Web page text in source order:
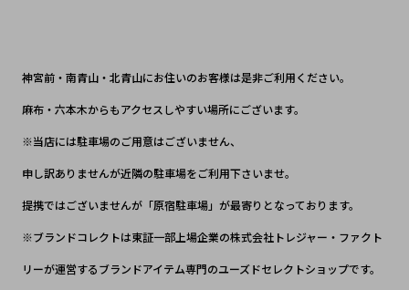
神宮前・南青山・北青山にお住いのお客様は是非ご利用ください。
麻布・六本木からもアクセスしやすい場所にございます。
※当店には駐車場のご用意はございません、
申し訳ありませんが近隣の駐車場をご利用下さいませ。
提携ではございませんが「原宿駐車場」が最寄りとなっております。
※ブランドコレクトは東証一部上場企業の株式会社トレジャー・ファクト
リーが運営するブランドアイテム専門のユーズドセレクトショップです。